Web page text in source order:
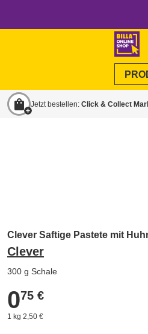
shopping_bag Jetzt bestellen: Click & Collect
Clever Saftige Pastete mit
Clever
300 g Schale
0,75 €
075 €
1 kg 2,50 €